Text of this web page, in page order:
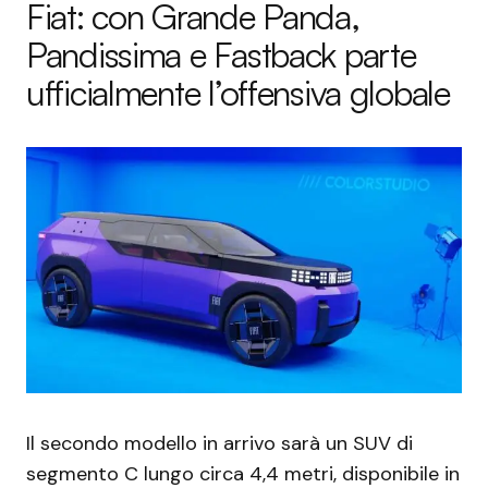
Fiat: con Grande Panda,
Pandissima e Fastback parte
ufficialmente l’offensiva globale
Il secondo modello in arrivo sarà un SUV di
segmento C lungo circa 4,4 metri, disponibile in